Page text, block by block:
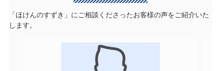
「ほけんのすずき」にご相談くださったお客様の声をご紹介いた
します。